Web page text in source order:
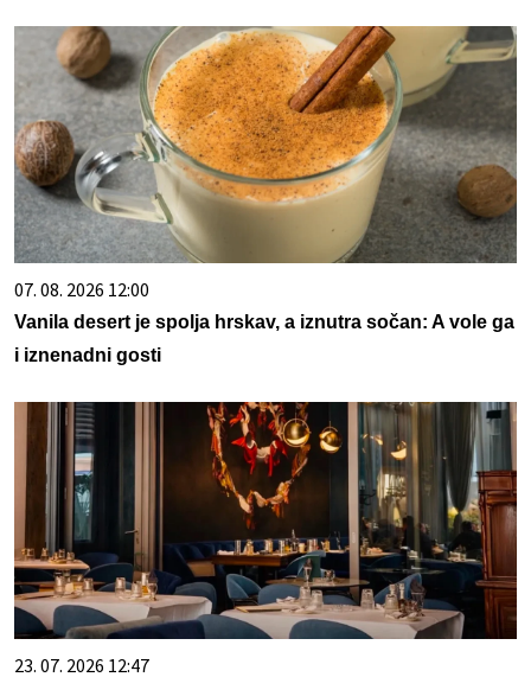
07. 08. 2026 12:00
Vanila desert je spolja hrskav, a iznutra sočan: A vole ga
i iznenadni gosti
23. 07. 2026 12:47